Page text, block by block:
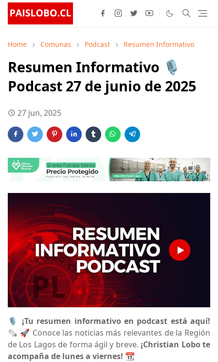
Home Comunas Podcast Resumen Informativo
Resumen Informativo 🎙️
Podcast 27 de junio de 2025
27 jun, 2025
🎙️ ¡Tu resumen informativo en podcast está aquí!
🗞️ 🚀 Conoce las noticias más relevantes de la Región
de Los Lagos de forma ágil y breve. ¡Christian Lobo te
acompaña de lunes a viernes! 📆